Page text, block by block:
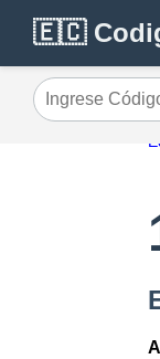
🇪🇨
Ingrese Código